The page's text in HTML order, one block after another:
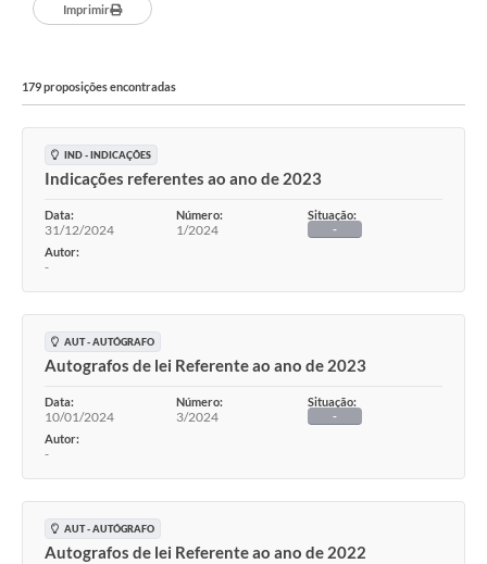
Galeria de Fotos
Legislaturas
Comissões
Audiências Públicas
Arquivos para Download
Notícias
Imprimir
179 proposições encontradas
IND - INDICAÇÕES
Indicações referentes ao ano de 2023
Data:
31/12/2024
Número:
1/2024
Situação:
-
Autor:
-
AUT - AUTÓGRAFO
Autografos de lei Referente ao ano de 2023
Data:
10/01/2024
Número:
3/2024
Situação:
-
Autor:
-
AUT - AUTÓGRAFO
Autografos de lei Referente ao ano de 2022